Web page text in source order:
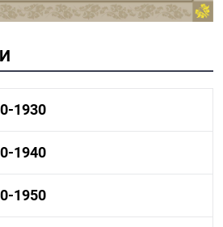
1930
1920-1930 история
1920-1930 культура
1940
1930-1940 история
1930-1940 культура
1950